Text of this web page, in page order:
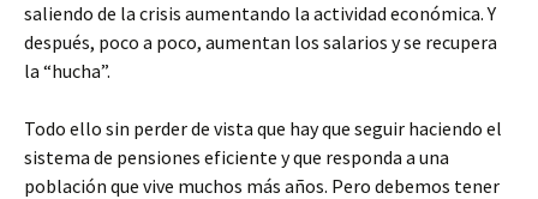
saliendo de la crisis aumentando la actividad económica. Y
después, poco a poco, aumentan los salarios y se recupera
la “hucha”.
Todo ello sin perder de vista que hay que seguir haciendo el
sistema de pensiones eficiente y que responda a una
población que vive muchos más años. Pero debemos tener